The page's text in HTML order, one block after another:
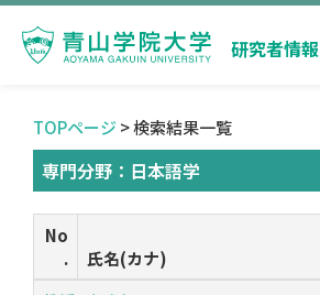
研究者情報
TOPページ > 検索結果一覧
専門分野：日本語学
No
.
氏名(カナ)